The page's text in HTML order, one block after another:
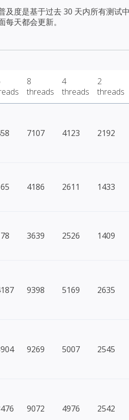
及度是基于过去 30 天内所有测试
每天都会更新。
8
threads
4
threads
2
threads
7107 4123 2192
4186 2611 1433
3639 2526 1409
9398 5169 2635
9269 5007 2545
9072 4976 2542